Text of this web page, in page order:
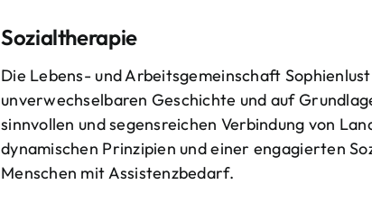
Sozialtherapie
Die Lebens- und Arbeitsgemeinschaft
unverwechselbaren Geschichte und auf
sinnvollen und segensreichen Verbindung von
dynamischen Prinzipien und einer engagierten
Menschen mit Assistenzbedarf.